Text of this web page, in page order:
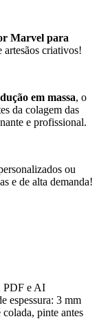
Marvel para
artesãos criativos!
em massa, o
da colagem das
e profissional.
ou
e de alta demanda!
PDF e AI
espessura: 3 mm
pinte antes